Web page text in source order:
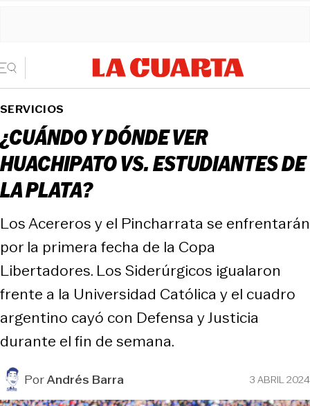
SERVICIOS
¿CUÁNDO Y DÓNDE VER
HUACHIPATO VS. ESTUDIANTES DE
LA PLATA?
Los Acereros y el Pincharrata se enfrentarán
por la primera fecha de la Copa
Libertadores. Los Siderúrgicos igualaron
frente a la Universidad Católica y el cuadro
argentino cayó con Defensa y Justicia
durante el fin de semana.
PorAndrés Barra 3 ABRIL 2024